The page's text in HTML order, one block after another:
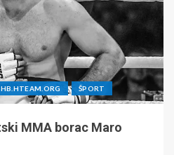
HB.HTEAM.ORG ŠPORT
MMA borac Maro